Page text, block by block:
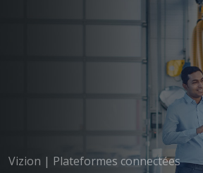
Vizion | Plateformes connectées